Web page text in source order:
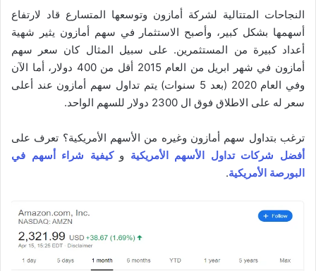
النجاحات المتتالية لشركة أمازون وتوسعها المتسارع قاد لارتفاع
أسهمها بشكل كبير، وأصبح الاستثمار في سهم أمازون يثير شهية
أعداد كبيرة من المستثمرين. على سبيل المثال كان سعر سهم
أمازون في شهر ابريل من العام 2015 أقل من 400 دولار، أما الآن
وفي العام 2020 (بعد 5 سنوات) يتم تداول سهم أمازون عند أعلى
سعر له على الاطلاق فوق ال 2300 دولار للسهم الواحد.
ترغب بتداول سهم أمازون وغيره من الأسهم الأمريكية؟ تعرف على
أفضل شركات تداول الأسهم الأمريكية وكيفية شراء أسهم في
البورصة الأمريكية.